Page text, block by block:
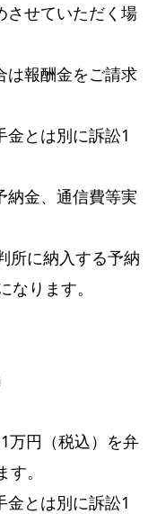
せていただく場
報酬金をご請求
とは別に訴訟1
金、通信費等実
に納入する予納
ります。
円（税込）を弁
。
とは別に訴訟1